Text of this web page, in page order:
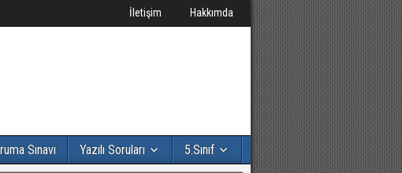
İletişim Hakkımda
Sınavı Yazılı Soruları 5.Sınıf